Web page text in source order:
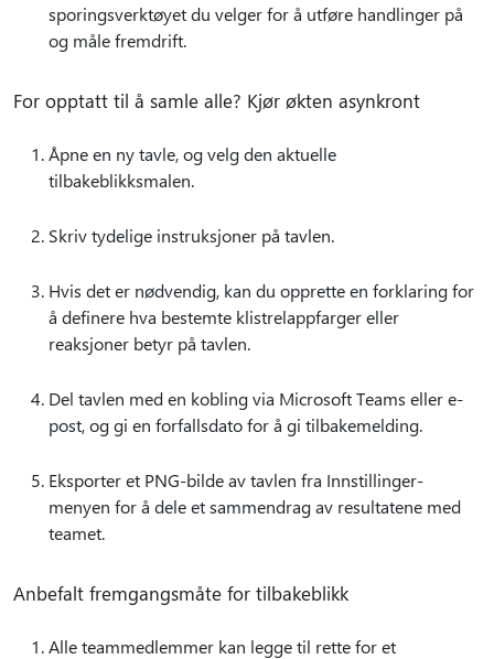
sporingsverktøyet du velger for å utføre handlinger på
og måle fremdrift.
For opptatt til å samle alle? Kjør økten asynkront
Åpne en ny tavle, og velg den aktuelle
tilbakeblikksmalen.
Skriv tydelige instruksjoner på tavlen.
Hvis det er nødvendig, kan du opprette en forklaring for
å definere hva bestemte klistrelappfarger eller
reaksjoner betyr på tavlen.
Del tavlen med en kobling via Microsoft Teams eller e-
post, og gi en forfallsdato for å gi tilbakemelding.
Eksporter et PNG-bilde av tavlen fra Innstillinger-
menyen for å dele et sammendrag av resultatene med
teamet.
Anbefalt fremgangsmåte for tilbakeblikk
Alle teammedlemmer kan legge til rette for et